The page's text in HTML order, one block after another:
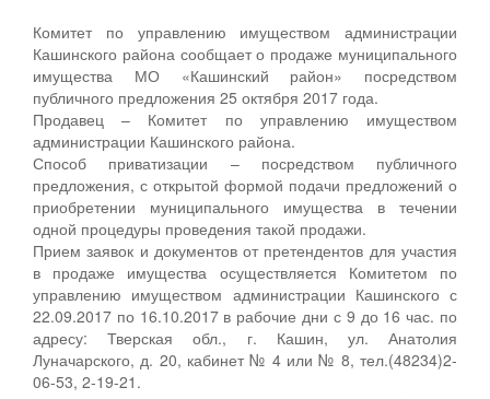
Комитет по управлению имуществом администрации
Кашинского района сообщает о продаже муниципального
имущества МО «Кашинский район» посредством
публичного предложения 25 октября 2017 года.
Продавец – Комитет по управлению имуществом
администрации Кашинского района.
Способ приватизации – посредством публичного
предложения, с открытой формой подачи предложений о
приобретении муниципального имущества в течении
одной процедуры проведения такой продажи.
Прием заявок и документов от претендентов для участия
в продаже имущества осуществляется Комитетом по
управлению имуществом администрации Кашинского с
22.09.2017 по 16.10.2017 в рабочие дни с 9 до 16 час. по
адресу: Тверская обл., г. Кашин, ул. Анатолия
Луначарского, д. 20, кабинет № 4 или № 8, тел.(48234)2-
06-53, 2-19-21.